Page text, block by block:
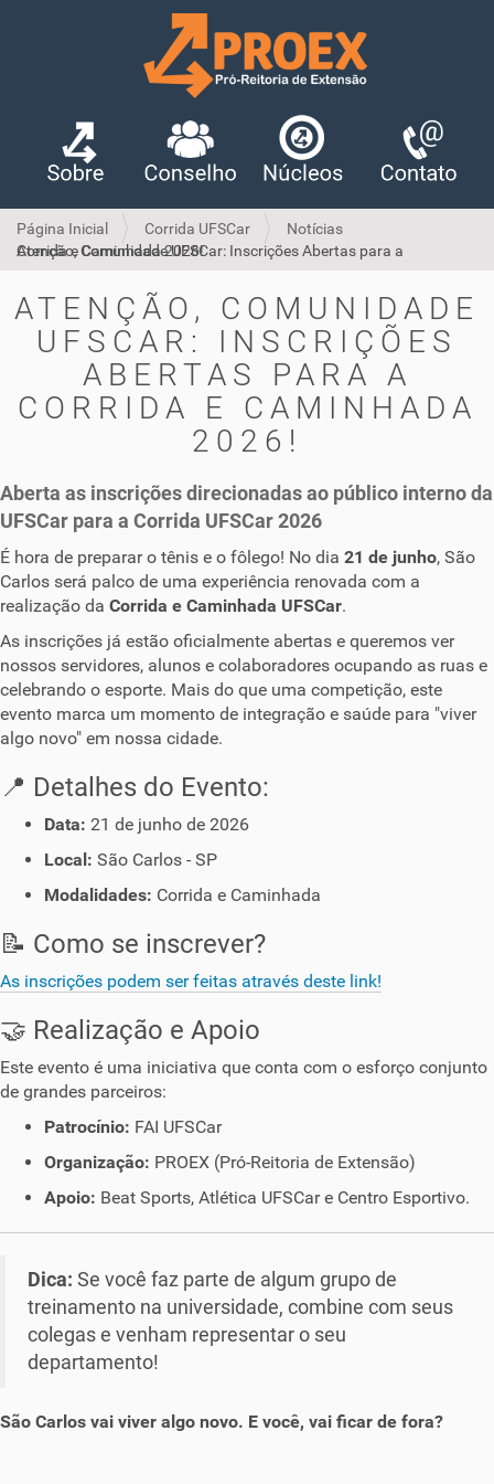
Página Inicial Corrida UFSCar
Notícias
Atenção, Comunidade UFSCar: Inscrições Abertas para a Corrida e Caminhada 2026!
ATENÇÃO, COMUNIDADE
UFSCAR: INSCRIÇÕES
ABERTAS PARA A
CORRIDA E CAMINHADA
2026!
Aberta as inscrições direcionadas ao público interno da
UFSCar para a Corrida UFSCar 2026
É hora de preparar o tênis e o fôlego! No dia 21 de junho, São
Carlos será palco de uma experiência renovada com a
realização da Corrida e Caminhada UFSCar.
As inscrições já estão oficialmente abertas e queremos ver
nossos servidores, alunos e colaboradores ocupando as ruas e
celebrando o esporte. Mais do que uma competição, este
evento marca um momento de integração e saúde para "viver
algo novo" em nossa cidade.
📍 Detalhes do Evento:
Data: 21 de junho de 2026
Local: São Carlos - SP
Modalidades: Corrida e Caminhada
📝 Como se inscrever?
As inscrições podem ser feitas através deste link!
🤝 Realização e Apoio
Este evento é uma iniciativa que conta com o esforço conjunto
de grandes parceiros:
Patrocínio: FAI UFSCar
Organização: PROEX (Pró-Reitoria de Extensão)
Apoio: Beat Sports, Atlética UFSCar e Centro Esportivo.
Dica: Se você faz parte de algum grupo de
treinamento na universidade, combine com seus
colegas e venham representar o seu
departamento!
São Carlos vai viver algo novo. E você, vai ficar de fora?